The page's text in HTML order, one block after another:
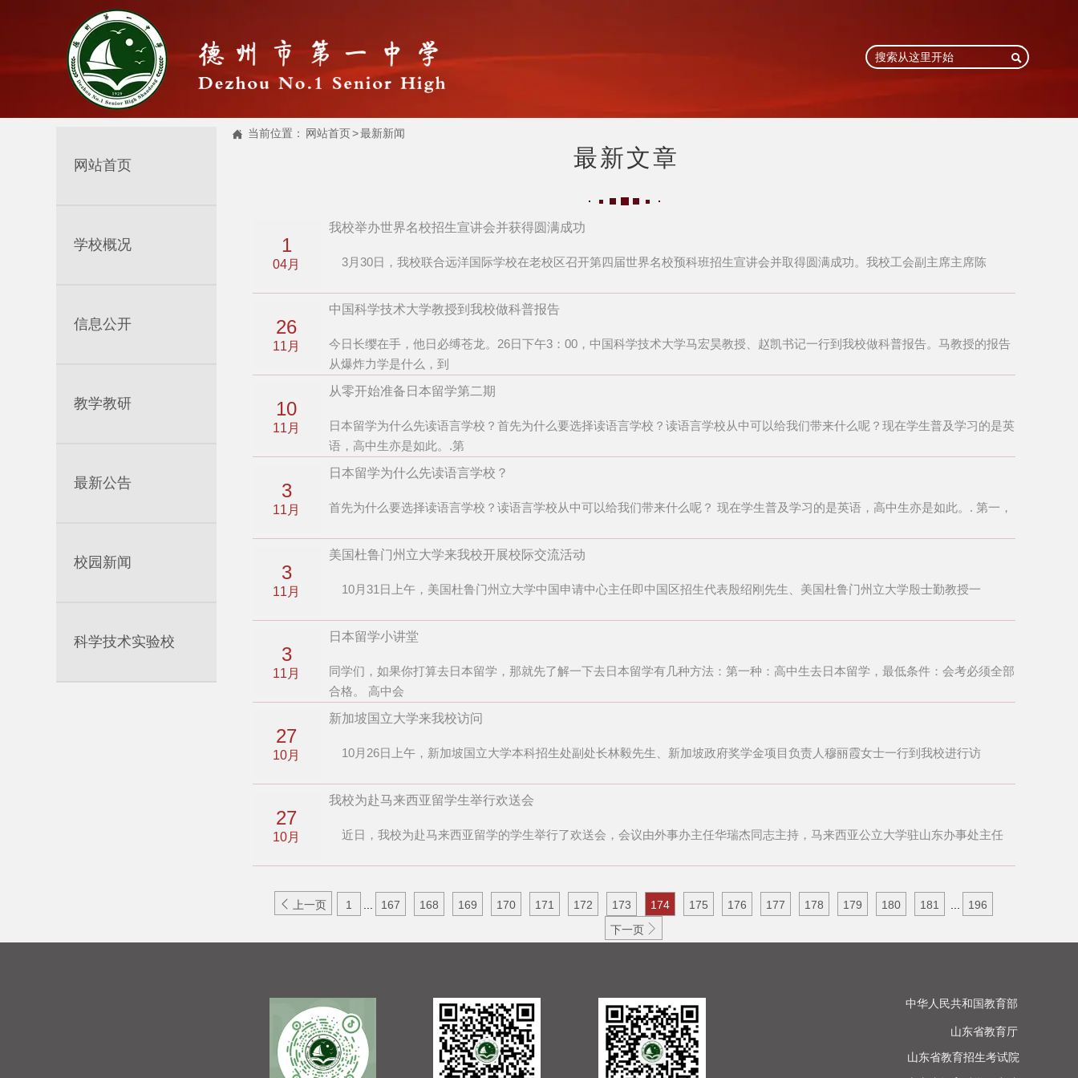

中华人民共和国教育部
山东省教育厅
山东省教育招生考试院
 当前位置： 网站首页>最新新闻
最新文章
网站首页
学校概况
信息公开
教学教研
最新公告
校园新闻
科学技术实验校
1
04月
我校举办世界名校招生宣讲会并获得圆满成功
3月30日，我校联合远洋国际学校在老校区召开第四届世界名校预科班招生宣讲会并取得圆满成功。我校工会副主席主席陈
26
11月
中国科学技术大学教授到我校做科普报告
今日长缨在手，他日必缚苍龙。26日下午3：00，中国科学技术大学马宏昊教授、赵凯书记一行到我校做科普报告。马教授的报告
从爆炸力学是什么，到
10
11月
从零开始准备日本留学第二期
日本留学为什么先读语言学校？首先为什么要选择读语言学校？读语言学校从中可以给我们带来什么呢？现在学生普及学习的是英
语，高中生亦是如此。.第
3
11月
日本留学为什么先读语言学校？
首先为什么要选择读语言学校？读语言学校从中可以给我们带来什么呢？ 现在学生普及学习的是英语，高中生亦是如此。. 第一，
3
11月
美国杜鲁门州立大学来我校开展校际交流活动
10月31日上午，美国杜鲁门州立大学中国申请中心主任即中国区招生代表殷绍刚先生、美国杜鲁门州立大学殷士勤教授一
3
11月
日本留学小讲堂
同学们，如果你打算去日本留学，那就先了解一下去日本留学有几种方法：第一种：高中生去日本留学，最低条件：会考必须全部
合格。 高中会
27
10月
新加坡国立大学来我校访问
10月26日上午，新加坡国立大学本科招生处副处长林毅先生、新加坡政府奖学金项目负责人穆丽霞女士一行到我校进行访
27
10月
我校为赴马来西亚留学生举行欢送会
近日，我校为赴马来西亚留学的学生举行了欢送会，会议由外事办主任华瑞杰同志主持，马来西亚公立大学驻山东办事处主任
 上一页 1 167 168 169 170 171 172 173 174 175 176 177 178 179 180 181
196
下一页 